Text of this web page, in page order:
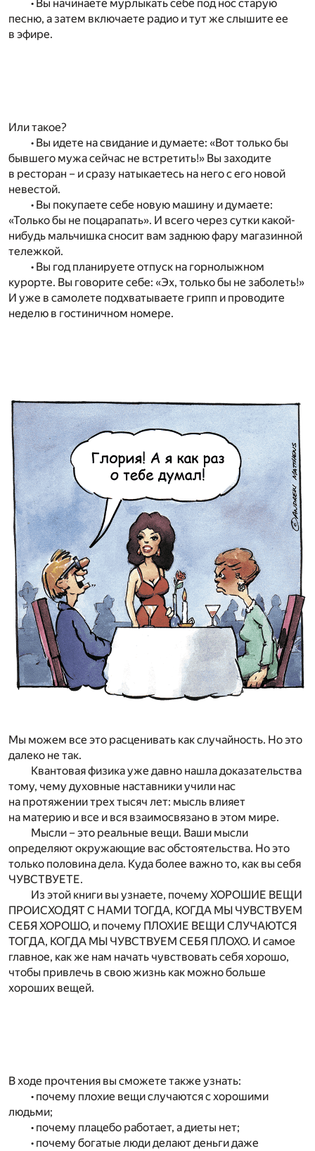
• Вы начинаете мурлыкать себе под нос старую
песню, а затем включаете радио и тут же слышите ее
в эфире.
Или такое?
• Вы идете на свидание и думаете: «Вот только бы
бывшего мужа сейчас не встретить!» Вы заходите
в ресторан – и сразу натыкаетесь на него с его новой
невестой.
• Вы покупаете себе новую машину и думаете:
«Только бы не поцарапать». И всего через сутки какой-
нибудь мальчишка сносит вам заднюю фару магазинной
тележкой.
• Вы год планируете отпуск на горнолыжном
курорте. Вы говорите себе: «Эх, только бы не заболеть!»
И уже в самолете подхватываете грипп и проводите
неделю в гостиничном номере.
Мы можем все это расценивать как случайность. Но это
далеко не так.
Квантовая физика уже давно нашла доказательства
тому, чему духовные наставники учили нас
на протяжении трех тысяч лет: мысль влияет
на материю и все и вся взаимосвязано в этом мире.
Мысли – это реальные вещи. Ваши мысли
определяют окружающие вас обстоятельства. Но это
только половина дела. Куда более важно то, как вы себя
ЧУВСТВУЕТЕ.
Из этой книги вы узнаете, почему ХОРОШИЕ ВЕЩИ
ПРОИСХОДЯТ С НАМИ ТОГДА, КОГДА МЫ ЧУВСТВУЕМ
СЕБЯ ХОРОШО, и почему ПЛОХИЕ ВЕЩИ СЛУЧАЮТСЯ
ТОГДА, КОГДА МЫ ЧУВСТВУЕМ СЕБЯ ПЛОХО. И самое
главное, как же нам начать чувствовать себя хорошо,
чтобы привлечь в свою жизнь как можно больше
хороших вещей.
В ходе прочтения вы сможете также узнать:
• почему плохие вещи случаются с хорошими
людьми;
• почему плацебо работает, а диеты нет;
• почему богатые люди делают деньги даже